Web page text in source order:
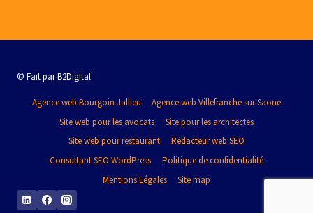
© Fait par B2Digital
Agence web Bourgoin Jallieu
Agence web Villefranche sur Saone
Site web pour les avocats
Site pour les architectes
Site web pour restaurant
Rédacteur web SEO
Consultant SEO WordPress
Politique de confidentialité
Mentions Légales
Site map